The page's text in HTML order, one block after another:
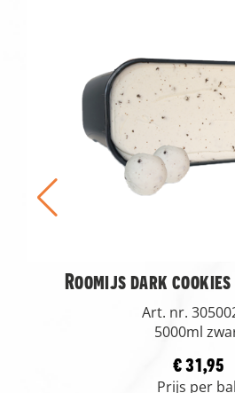
Roomijs dark
Art. nr.
5000ml
€ 31,95
Prijs per